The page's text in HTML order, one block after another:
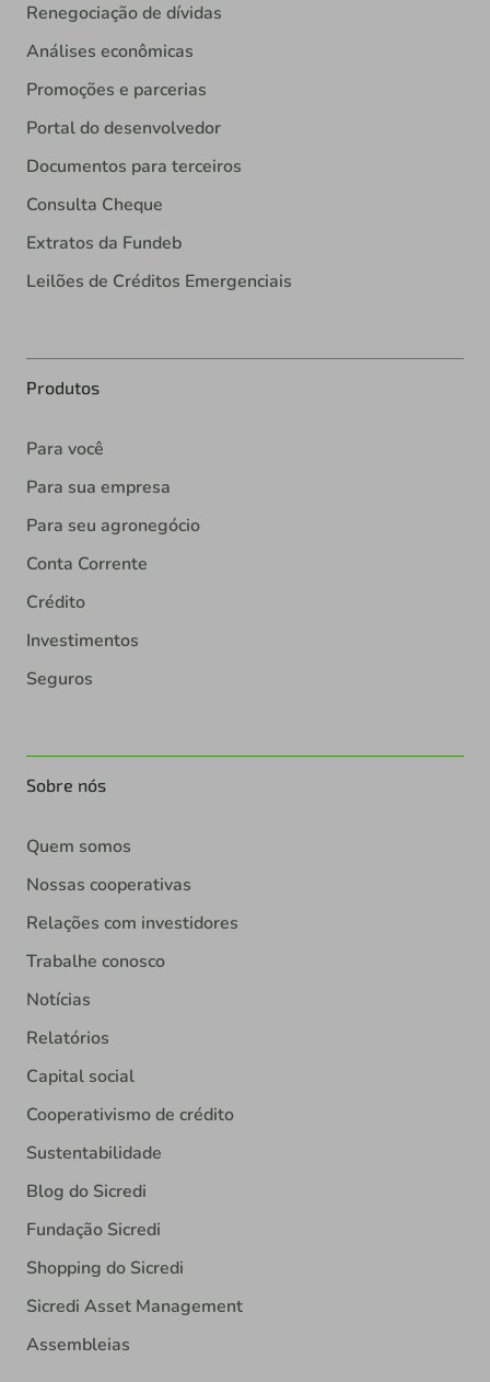
Renegociação de dívidas
Análises econômicas
Promoções e parcerias
Portal do desenvolvedor
Documentos para terceiros
Consulta Cheque
Extratos da Fundeb
Leilões de Créditos Emergenciais
Produtos
Para você
Para sua empresa
Para seu agronegócio
Conta Corrente
Crédito
Investimentos
Seguros
Sobre nós
Quem somos
Nossas cooperativas
Relações com investidores
Trabalhe conosco
Notícias
Relatórios
Capital social
Cooperativismo de crédito
Sustentabilidade
Blog do Sicredi
Fundação Sicredi
Shopping do Sicredi
Sicredi Asset Management
Assembleias